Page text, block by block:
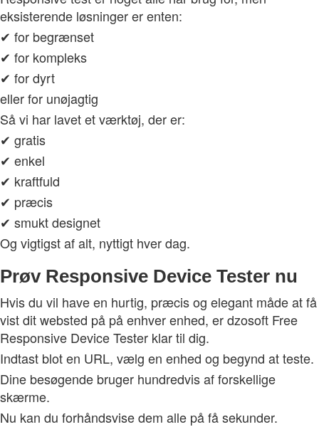
eksisterende løsninger er enten:
✔ for begrænset
✔ for kompleks
✔ for dyrt
eller for unøjagtig
Så vi har lavet et værktøj, der er:
✔ gratis
✔ enkel
✔ kraftfuld
✔ præcis
✔ smukt designet
Og vigtigst af alt, nyttigt hver dag.
Prøv Responsive Device Tester nu
Hvis du vil have en hurtig, præcis og elegant måde at få
vist dit websted på på enhver enhed, er dzosoft Free
Responsive Device Tester klar til dig.
Indtast blot en URL, vælg en enhed og begynd at teste.
Dine besøgende bruger hundredvis af forskellige
skærme.
Nu kan du forhåndsvise dem alle på få sekunder.